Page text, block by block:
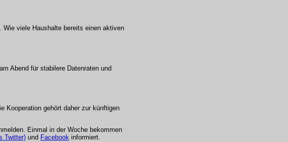
Wie viele Haushalte bereits einen aktiven
Abend für stabilere Datenraten und
Kooperation gehört daher zur künftigen
Einmal in der Woche bekommen
Twitter) und Facebook informiert.